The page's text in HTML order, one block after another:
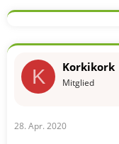
K Korkikork
Mitglied
28. Apr. 2020